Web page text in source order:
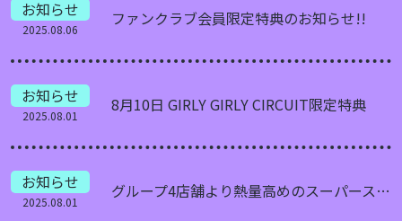
お知らせ
2025.08.06
ファンクラブ会員限定特典のお知らせ!!
お知らせ
2025.08.01
8月10日 GIRLY GIRLY CIRCUIT限定特典
お知らせ
2025.08.01
グループ4店舗より熱量高めのスーパースターだけを集めたイベントを初開催！！